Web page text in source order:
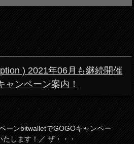
) 2021年06月も継続開催
ンペーン案内！
ーンbitwalletでGOGOキャンペー
たします！／ ザ・・・